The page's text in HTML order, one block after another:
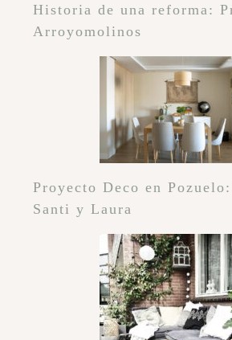
Historia de una reforma:
Arroyomolinos
Proyecto Deco en
Santi y Laura